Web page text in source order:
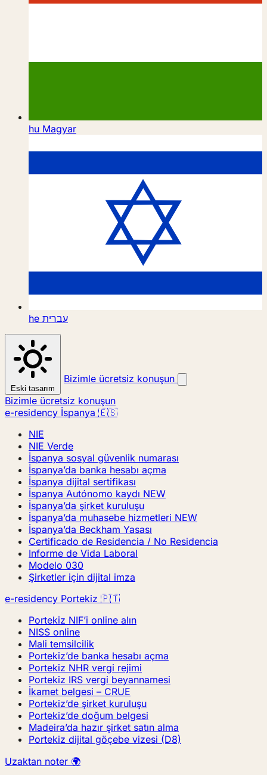
hu Magyar
he עברית
Eski tasarım
Bizimle ücretsiz konuşun
Bizimle ücretsiz konuşun
e-residency İspanya 🇪🇸
NIE
NIE Verde
İspanya sosyal güvenlik numarası
İspanya’da banka hesabı açma
İspanya dijital sertifikası
İspanya Autónomo kaydı NEW
İspanya’da şirket kuruluşu
İspanya’da muhasebe hizmetleri NEW
İspanya’da Beckham Yasası
Certificado de Residencia / No Residencia
Informe de Vida Laboral
Modelo 030
Şirketler için dijital imza
e-residency Portekiz 🇵🇹
Portekiz NIF’i online alın
NISS online
Mali temsilcilik
Portekiz’de banka hesabı açma
Portekiz NHR vergi rejimi
Portekiz IRS vergi beyannamesi
İkamet belgesi – CRUE
Portekiz’de şirket kuruluşu
Portekiz’de doğum belgesi
Madeira’da hazır şirket satın alma
Portekiz dijital göçebe vizesi (D8)
Uzaktan noter 🌍